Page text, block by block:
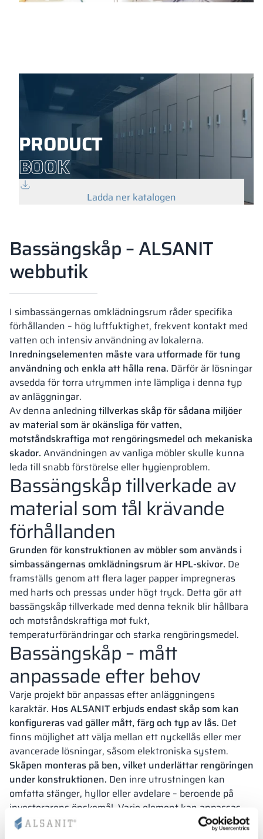
PRODUCT
BOOK
Ladda ner katalogen
Bassängskåp – ALSANIT
webbutik
I simbassängernas omklädningsrum råder specifika
förhållanden – hög luftfuktighet, frekvent kontakt med
vatten och intensiv användning av lokalerna.
Inredningselementen måste vara utformade för tung
användning och enkla att hålla rena. Därför är lösningar
avsedda för torra utrymmen inte lämpliga i denna typ
av anläggningar.
Av denna anledning tillverkas skåp för sådana miljöer
av material som är okänsliga för vatten,
motståndskraftiga mot rengöringsmedel och mekaniska
skador. Användningen av vanliga möbler skulle kunna
leda till snabb förstörelse eller hygienproblem.
Bassängskåp tillverkade av
material som tål krävande
förhållanden
Grunden för konstruktionen av möbler som används i
simbassängernas omklädningsrum är HPL-skivor. De
framställs genom att flera lager papper impregneras
med harts och pressas under högt tryck. Detta gör att
bassängskåp tillverkade med denna teknik blir hållbara
och motståndskraftiga mot fukt,
temperaturförändringar och starka rengöringsmedel.
Bassängskåp – mått
anpassade efter behov
Varje projekt bör anpassas efter anläggningens
karaktär. Hos ALSANIT erbjuds endast skåp som kan
konfigureras vad gäller mått, färg och typ av lås. Det
finns möjlighet att välja mellan ett nyckellås eller mer
avancerade lösningar, såsom elektroniska system.
Skåpen monteras på ben, vilket underlättar rengöringen
under konstruktionen. Den inre utrustningen kan
omfatta stänger, hyllor eller avdelare – beroende på
investerarens önskemål. Varje element kan anpassas
för att säkerställa användarvänlighet och säker